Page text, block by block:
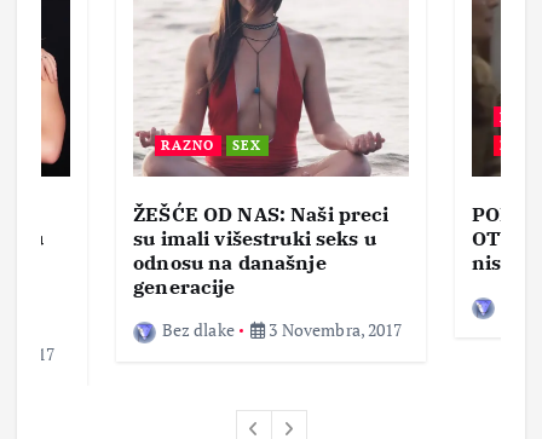
u
2017
RAZNO SEX
ŽEŠĆE OD NAS: Naši preci
su imali višestruki seks u
odnosu na današnje
generacije
Bez dlake 3 Novembra, 2017
BEZ
nisam